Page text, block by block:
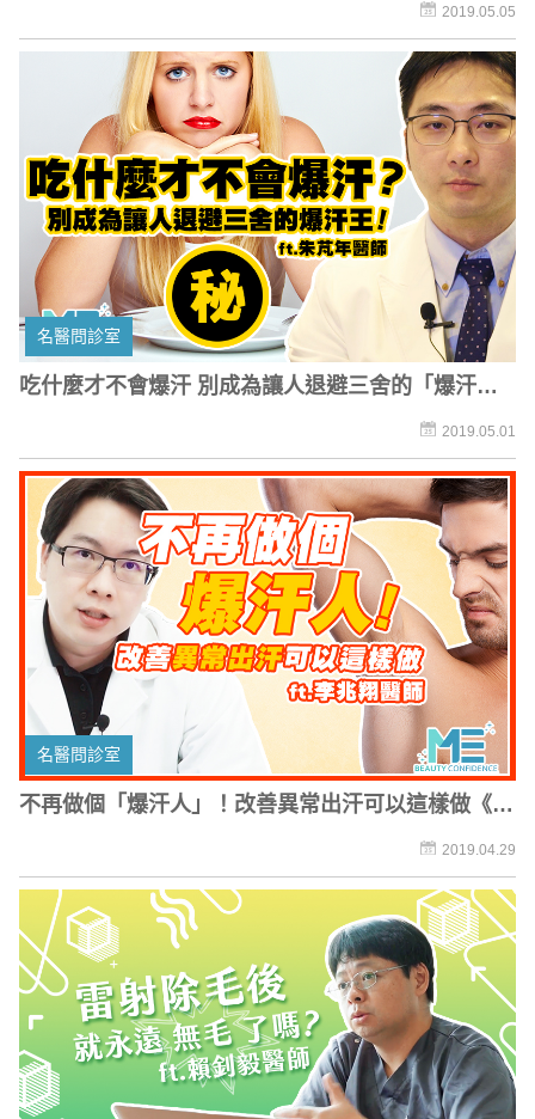
2019.05.05
名醫問診室
吃什麼才不會爆汗 別成為讓人退避三舍的「爆汗
2019.05.01
名醫問診室
不再做個「爆汗人」！改善異常出汗可以這樣做《肉
2019.04.29